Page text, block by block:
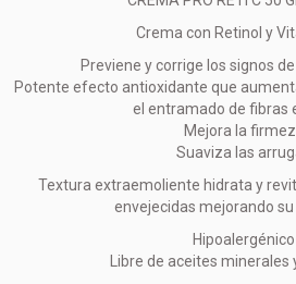
Crema con Retinol y
Previene y corrige los signos
Potente efecto antioxidante que
el entramado de fibras
Mejora la
Suaviza las
Textura extraemoliente hidrata y
envejecidas mejorando
Hipoalergénico
Libre de aceites minerales